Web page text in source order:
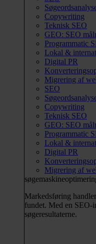
Copywriting
Teknisk SEO
GEO: SEO
Programmatic
Lokal &
Digital PR
Migrering af
SEO
Copywriting
Teknisk SEO
GEO: SEO
Programmatic
Lokal &
Digital PR
Migrering af
Markedsføring
fundet. Med en SEO-
søgeresultaterne.